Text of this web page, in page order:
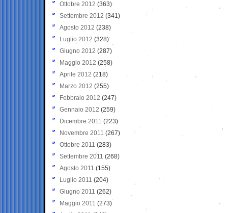
Ottobre 2012 (363)
Settembre 2012 (341)
Agosto 2012 (238)
Luglio 2012 (328)
Giugno 2012 (287)
Maggio 2012 (258)
Aprile 2012 (218)
Marzo 2012 (255)
Febbraio 2012 (247)
Gennaio 2012 (259)
Dicembre 2011 (223)
Novembre 2011 (267)
Ottobre 2011 (283)
Settembre 2011 (268)
Agosto 2011 (155)
Luglio 2011 (204)
Giugno 2011 (262)
Maggio 2011 (273)